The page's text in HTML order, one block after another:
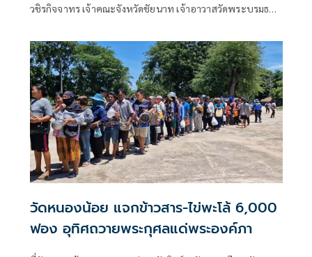
วชิรกิจจาทร เจ้าคณะจังหวัดชัยนาท เจ้าอาวาสวัดพระบรมธาตุ
จังหวัดชัยนาท นางอารีย์ ฤุกษ์สภาพ ผู้อํานวยการการท่อง
เที่ยวแห่งประเทศไทย
วัดหนองน้อย แจกข้าวสาร-ไข่พะโล้ 6,000
ฟอง อุทิศถวายพระกุศลแด่พระองค์ภา